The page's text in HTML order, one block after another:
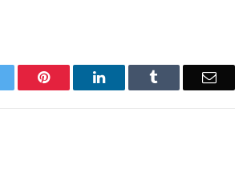
Pinterest LinkedIn Email